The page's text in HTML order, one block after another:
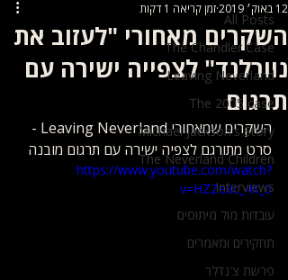
All Posts
The Chandler Case
Leaving Neverland
The 2005 case
Michael Jackson's Story
The Neverland Children
Interviews
עובדות מול מיתוסים
תחקירים ומאמרים
פרשת צ'נדלר
השקרים מאחורי "לעזוב את
נוורלנד" לצפייה ישירה עם
תרגום
12 באוק׳ 2019 זמן קריאה 1 דקות
השקרים שמאחורי Leaving Neverland -
סרט מתורגם לצפיה ישירה עם תרגום מובנה
https://www.youtube.com/watch?
v=HZZe8c_4X_0